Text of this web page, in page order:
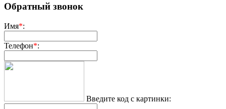
Обратный звонок
Имя*:
Телефон*:
Введите код с картинки: